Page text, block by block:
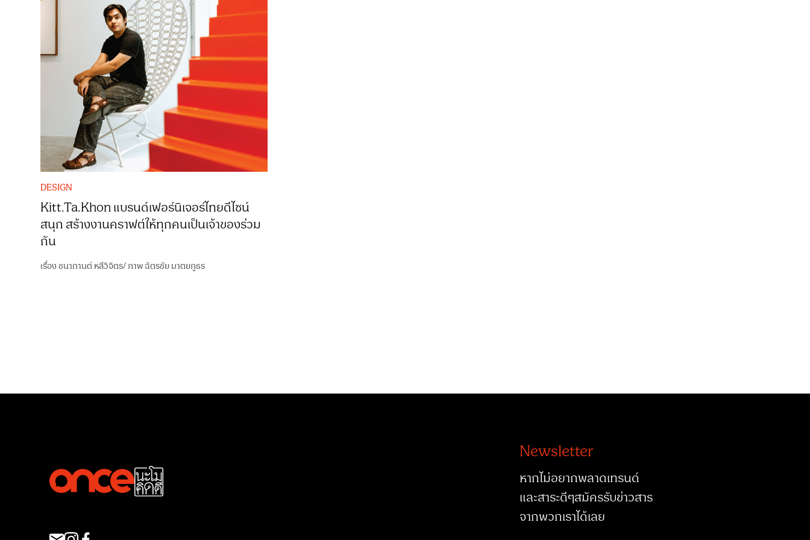
DESIGN
Kitt.Ta.Khon แบรนด์เฟอร์นิเจอร์ไทยดีไซน์
สนุก สร้างงานคราฟต์ให้ทุกคนเป็นเจ้าของร่วม
กัน
เรื่องชนากานต์ หลีวิจิตร/ภาพฉัตรชัย มาตยภูธร
Newsletter
หากไม่อยากพลาดเทรนด์
และสาระดีๆสมัครรับข่าวสาร
จากพวกเราได้เลย